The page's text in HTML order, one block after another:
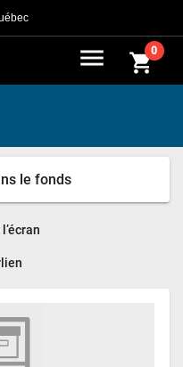
menu shopping_cart0
le fonds